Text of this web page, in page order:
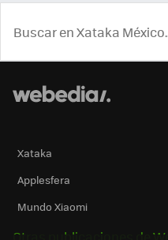
Xataka
Applesfera
Mundo Xiaomi